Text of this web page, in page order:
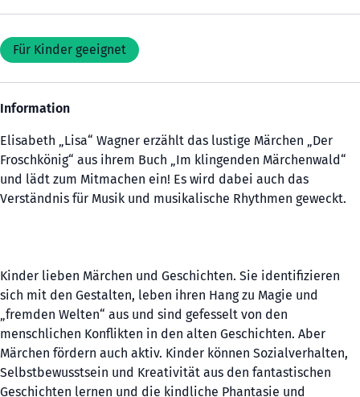
Für Kinder geeignet
Information
Elisabeth „Lisa“ Wagner erzählt das lustige Märchen „Der
Froschkönig“ aus ihrem Buch „Im klingenden Märchenwald“
und lädt zum Mitmachen ein! Es wird dabei auch das
Verständnis für Musik und musikalische Rhythmen geweckt.
Kinder lieben Märchen und Geschichten. Sie identifizieren
sich mit den Gestalten, leben ihren Hang zu Magie und
„fremden Welten“ aus und sind gefesselt von den
menschlichen Konflikten in den alten Geschichten. Aber
Märchen fördern auch aktiv. Kinder können Sozialverhalten,
Selbstbewusstsein und Kreativität aus den fantastischen
Geschichten lernen und die kindliche Phantasie und